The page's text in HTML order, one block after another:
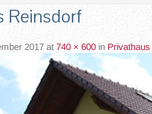
Reinsdorf
2017 at 740 × 600 in